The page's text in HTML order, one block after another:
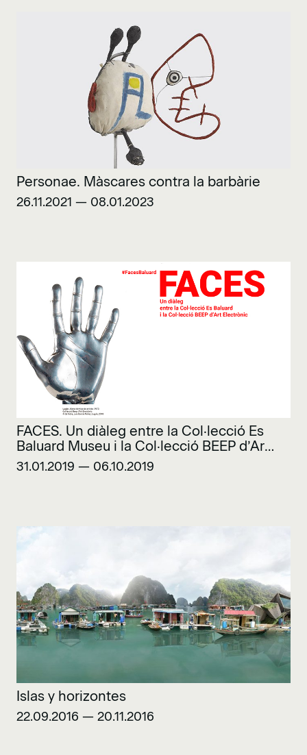
Personae. Màscares contra la barbàrie
26.11.2021 — 08.01.2023
FACES. Un diàleg entre la Col·lecció Es
Baluard Museu i la Col·lecció BEEP d’Art
Electrònic
31.01.2019 — 06.10.2019
Islas y horizontes
22.09.2016 — 20.11.2016